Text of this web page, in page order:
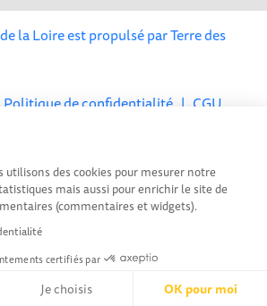
utilisons des cookies pour mesurer notre
mais aussi pour enrichir le site de
(commentaires et widgets).
certifiés par
Je choisis OK pour moi
la Loire est propulsé parTerre des
Politique de confidentialité |CGU